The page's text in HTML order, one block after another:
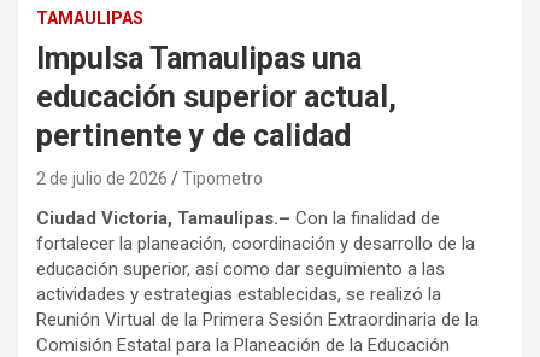
TAMAULIPAS
Impulsa Tamaulipas una
educación superior actual,
pertinente y de calidad
2 de julio de 2026 Tipometro
Ciudad Victoria, Tamaulipas.– Con la finalidad de
fortalecer la planeación, coordinación y desarrollo de la
educación superior, así como dar seguimiento a las
actividades y estrategias establecidas, se realizó la
Reunión Virtual de la Primera Sesión Extraordinaria de la
Comisión Estatal para la Planeación de la Educación